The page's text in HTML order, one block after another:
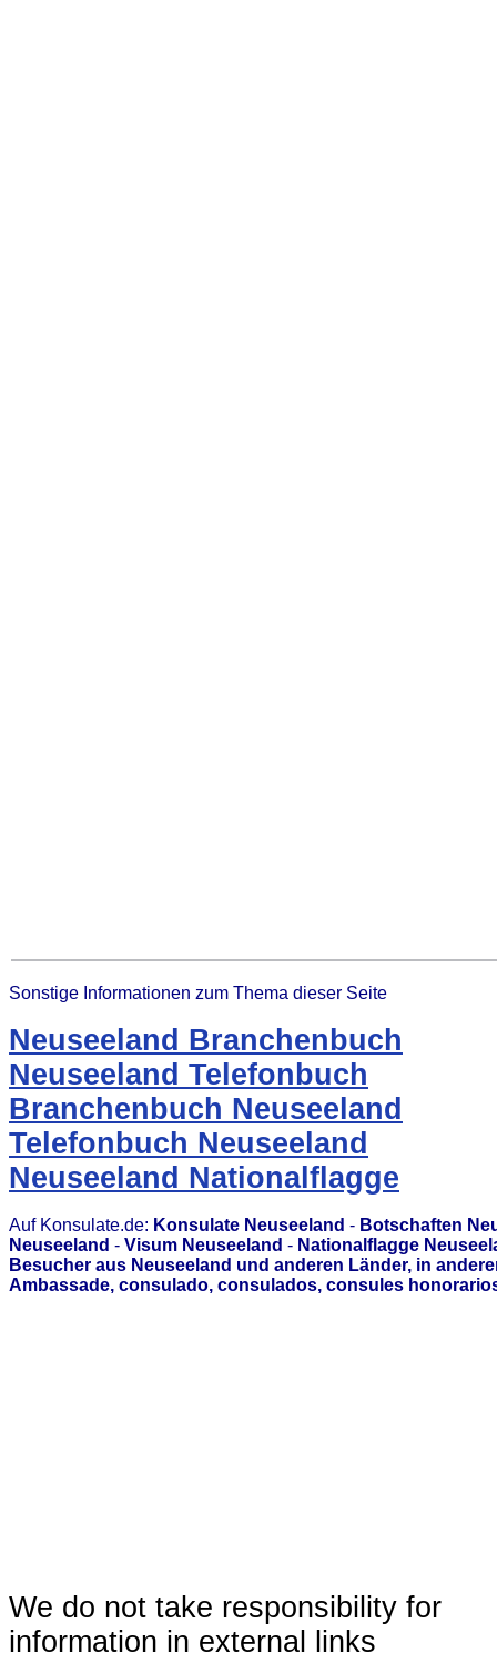
Sonstige Informationen zum Thema dieser Seite
Neuseeland Branchenbuch
Neuseeland Telefonbuch
Branchenbuch Neuseeland
Telefonbuch Neuseeland
Neuseeland Nationalflagge
Auf Konsulate.de: Konsulate Neuseeland - Botschaften
Neuseeland - Visum Neuseeland - Nationalflagge
Besucher aus Neuseeland und anderen Länder, in
Ambassade, consulado, consulados, consules
We do not take responsibility for
information in external links